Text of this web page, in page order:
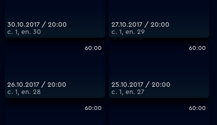
30.10.2017 / 20:00
с. 1, еп. 30
27.10.2017 / 20:00
с. 1, еп. 29
60:00
26.10.2017 / 20:00
с. 1, еп. 28
60:00
25.10.2017 / 20:00
с. 1, еп. 27
60:00 60:00